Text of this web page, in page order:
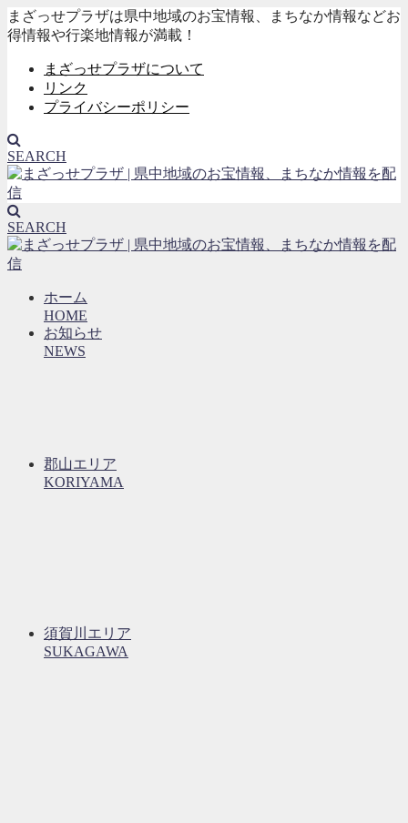
まざっせプラザは県中地域のお宝情報、まちなか情報などお
得情報や行楽地情報が満載！
まざっせプラザについて
リンク
プライバシーポリシー
SEARCH
SEARCH
ホーム
HOME
お知らせ
NEWS
郡山エリア
KORIYAMA
須賀川エリア
SUKAGAWA